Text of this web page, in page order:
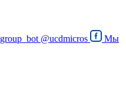
@ucdmicros
Мы